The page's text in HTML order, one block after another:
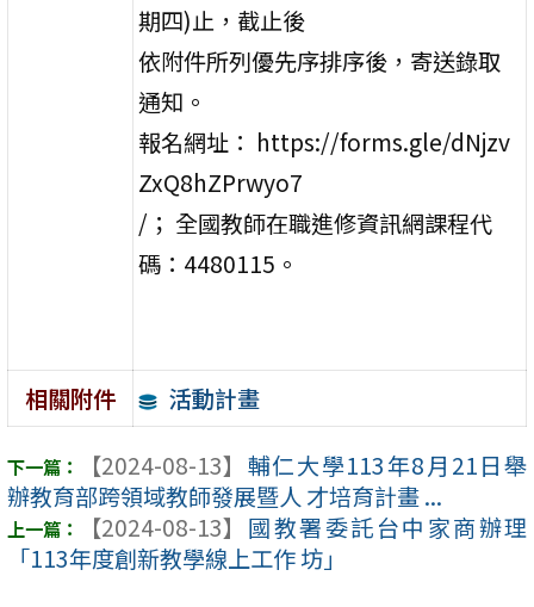
期四)止，截止後
依附件所列優先序排序後，寄送錄取
通知。
報名網址： https://forms.gle/dNjzv
ZxQ8hZPrwyo7
/； 全國教師在職進修資訊網課程代
碼：4480115。
相關附件 活動計畫
【2024-08-13】 輔仁大學113年8月21日舉
辦教育部跨領域教師發展暨人 才培育計畫 ...
【2024-08-13】 國教署委託台中家商辦理
「113年度創新教學線上工作 坊」